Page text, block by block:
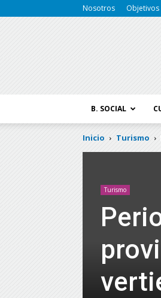
Nosotros Objetivos
B. SOCIAL
Inicio Turismo
Turismo